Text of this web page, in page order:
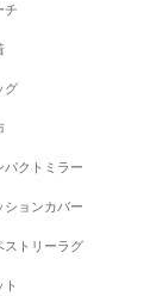
チ
グ
パクトミラー
ションカバー
ストリーラグ
ト